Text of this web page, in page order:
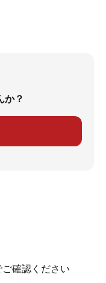
か？
確認ください